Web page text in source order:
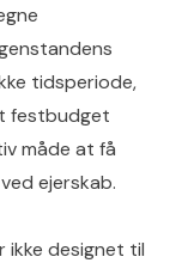
tidsperiode,
festbudget
måde at få
ejerskab.
ikke designet til